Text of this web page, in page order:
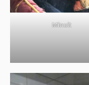
Minuit